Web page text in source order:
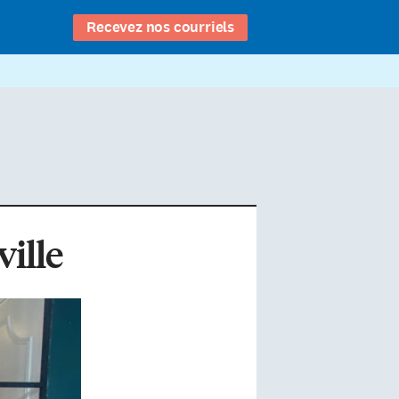
Recevez nos courriels